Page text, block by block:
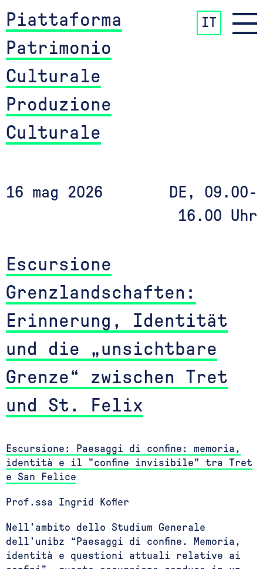
Piattaforma
Patrimonio
Culturale
Produzione
Culturale
IT
16 mag 2026
DE, 09.00-
16.00 Uhr
Escursione
Grenzlandschaften:
Erinnerung, Identität
und die „unsichtbare
Grenze“ zwischen Tret
und St. Felix
Escursione: Paesaggi di confine: memoria,
identità e il "confine invisibile" tra Tret
e San Felice
Prof.ssa Ingrid Kofler
Nell'ambito dello Studium Generale
dell'unibz “Paesaggi di confine. Memoria,
identità e questioni attuali relative ai